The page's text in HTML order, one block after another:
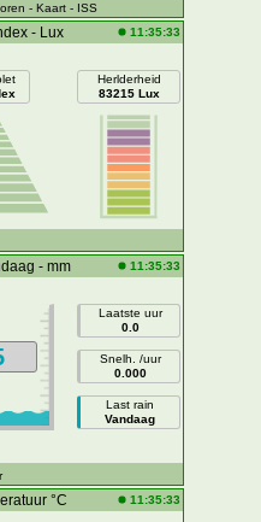
- Kaart - ISS
- Lux 11:35:33
Herlderheid
83215 Lux
- mm 11:35:33
Laatste uur
0.0
Snelh. /uur
0.000
Last rain
Vandaag
°C 11:35:33